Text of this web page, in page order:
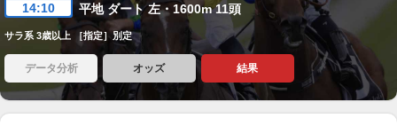
14:10 平地 ダート 左・1600m 11頭
サラ系 3歳以上 ［指定］別定
データ分析 オッズ 結果